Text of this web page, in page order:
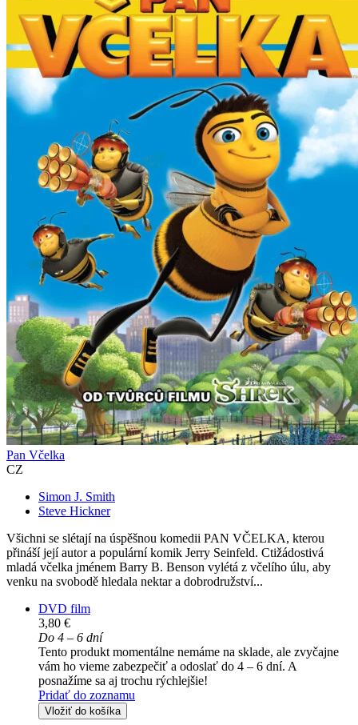
Pan Včelka
CZ
Simon J. Smith
Steve Hickner
Všichni se slétají na úspěšnou komedii PAN VČELKA, kterou
přináší její autor a populární komik Jerry Seinfeld. Ctižádostivá
mladá včelka jménem Barry B. Benson vylétá z včelího úlu, aby
venku na svobodě hledala nektar a dobrodružství...
DVD film
3,80 €
Do 4 – 6 dní
Tento produkt momentálne nemáme na sklade, ale zvyčajne
vám ho vieme zabezpečiť a odoslať do 4 – 6 dní. A
posnažíme sa aj trochu rýchlejšie!
Pridať do zoznamu
Vložiť do košíka